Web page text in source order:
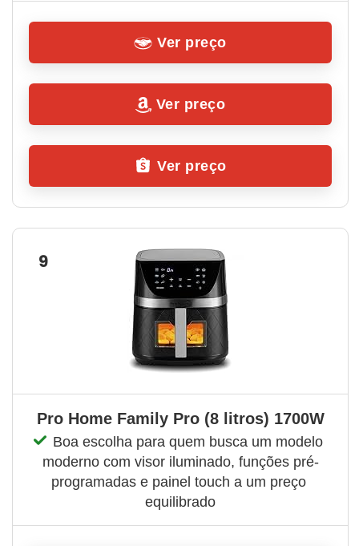
Ver preço
Ver preço
Ver preço
9
Pro Home Family Pro (8 litros) 1700W
Boa escolha para quem busca um modelo
moderno com visor iluminado, funções pré-
programadas e painel touch a um preço
equilibrado